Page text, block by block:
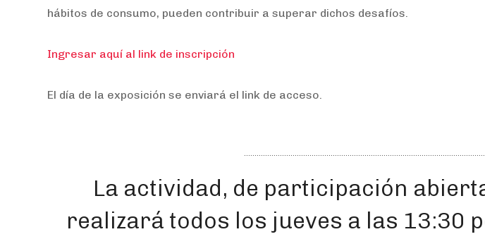
hábitos de consumo, pueden contribuir a superar dichos desafíos.
Ingresar aquí al link de inscripción
El día de la exposición se enviará el link de acceso.
La actividad, de participación
realizará todos los jueves a las 13:30